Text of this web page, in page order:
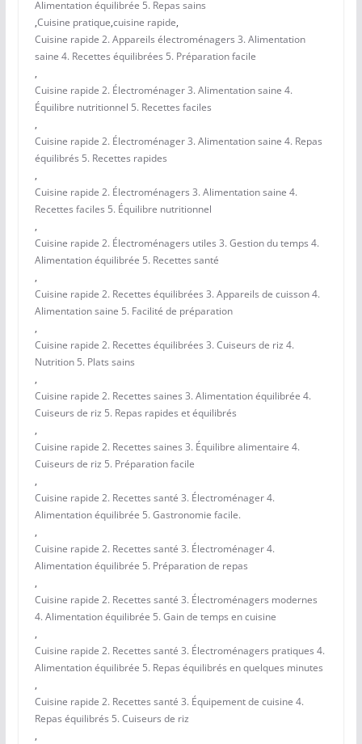
Alimentation équilibrée 5. Repas sains
,Cuisine pratique,cuisine rapide,
Cuisine rapide 2. Appareils électroménagers 3. Alimentation
saine 4. Recettes équilibrées 5. Préparation facile
,
Cuisine rapide 2. Électroménager 3. Alimentation saine 4.
Équilibre nutritionnel 5. Recettes faciles
,
Cuisine rapide 2. Électroménager 3. Alimentation saine 4. Repas
équilibrés 5. Recettes rapides
,
Cuisine rapide 2. Électroménagers 3. Alimentation saine 4.
Recettes faciles 5. Équilibre nutritionnel
,
Cuisine rapide 2. Électroménagers utiles 3. Gestion du temps 4.
Alimentation équilibrée 5. Recettes santé
,
Cuisine rapide 2. Recettes équilibrées 3. Appareils de cuisson 4.
Alimentation saine 5. Facilité de préparation
,
Cuisine rapide 2. Recettes équilibrées 3. Cuiseurs de riz 4.
Nutrition 5. Plats sains
,
Cuisine rapide 2. Recettes saines 3. Alimentation équilibrée 4.
Cuiseurs de riz 5. Repas rapides et équilibrés
,
Cuisine rapide 2. Recettes saines 3. Équilibre alimentaire 4.
Cuiseurs de riz 5. Préparation facile
,
Cuisine rapide 2. Recettes santé 3. Électroménager 4.
Alimentation équilibrée 5. Gastronomie facile.
,
Cuisine rapide 2. Recettes santé 3. Électroménager 4.
Alimentation équilibrée 5. Préparation de repas
,
Cuisine rapide 2. Recettes santé 3. Électroménagers modernes
4. Alimentation équilibrée 5. Gain de temps en cuisine
,
Cuisine rapide 2. Recettes santé 3. Électroménagers pratiques 4.
Alimentation équilibrée 5. Repas équilibrés en quelques minutes
,
Cuisine rapide 2. Recettes santé 3. Équipement de cuisine 4.
Repas équilibrés 5. Cuiseurs de riz
,